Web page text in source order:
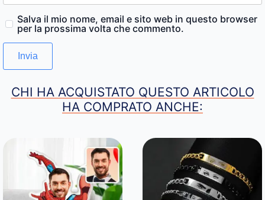
Salva il mio nome, email e sito web in questo browser
per la prossima volta che commento.
CHI HA ACQUISTATO QUESTO ARTICOLO
HA COMPRATO ANCHE: